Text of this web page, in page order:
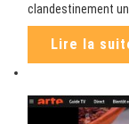
clandestinement
Lire la